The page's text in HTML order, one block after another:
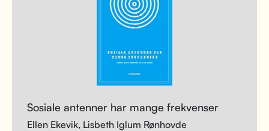
Sosiale antenner har mange frekvenser
Ellen Ekevik, Lisbeth Iglum Rønhovde